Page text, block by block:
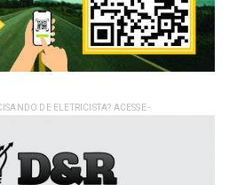
DE ELETRICISTA? ACESSE -